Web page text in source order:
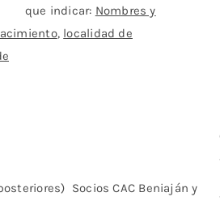
que indicar: Nombres y
, localidad de
Socios CAC Beniaján y